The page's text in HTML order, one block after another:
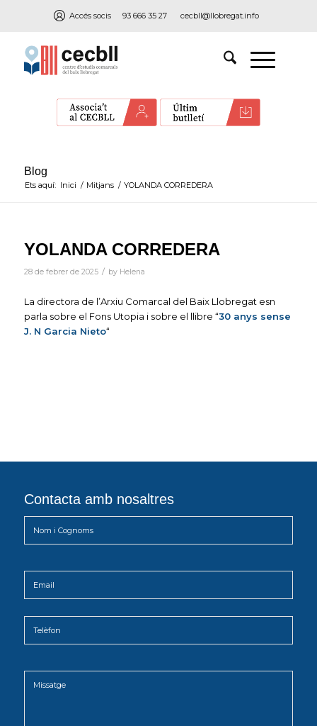
Accés socis 93 666 35 27 cecbll@llobregat.info
Blog
Ets aquí: Inici / Mitjans / YOLANDA CORREDERA
YOLANDA CORREDERA
28 de febrer de 2025 / by Helena
La directora de l’Arxiu Comarcal del Baix Llobregat esn
parla sobre el Fons Utopia i sobre el llibre “30 anys sense
J. N Garcia Nieto“
Contacta amb nosaltres